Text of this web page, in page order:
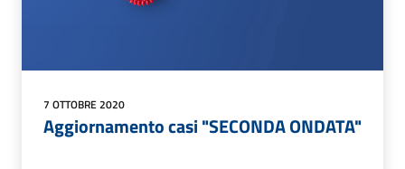
7 OTTOBRE 2020
Aggiornamento casi "SECONDA ONDATA"